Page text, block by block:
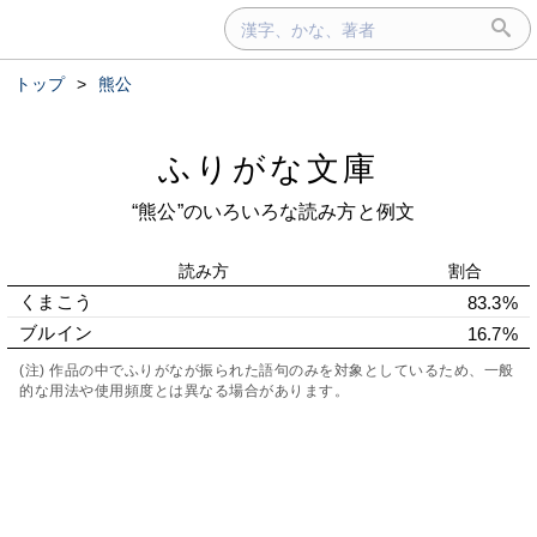
トップ > 熊公
ふりがな文庫
“熊公”のいろいろな読み方と例文
読み方 割合
くまこう
83.3%
ブルイン
16.7%
(注) 作品の中でふりがなが振られた語句のみを対象としているため、一般
的な用法や使用頻度とは異なる場合があります。